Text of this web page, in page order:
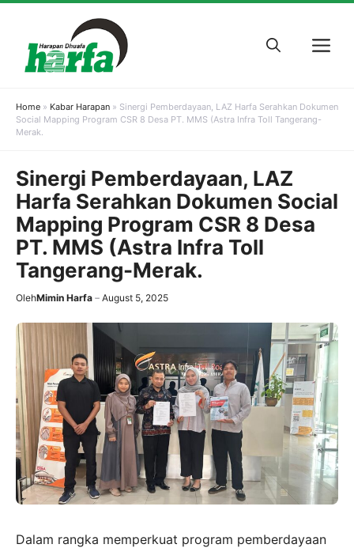
content
Home » Kabar Harapan » Sinergi Pemberdayaan, LAZ Harfa Serahkan Dokumen
Social Mapping Program CSR 8 Desa PT. MMS (Astra Infra Toll Tangerang-
Merak.
Sinergi Pemberdayaan, LAZ
Harfa Serahkan Dokumen Social
Mapping Program CSR 8 Desa
PT. MMS (Astra Infra Toll
Tangerang-Merak.
OlehMimin Harfa August 5, 2025
Dalam rangka memperkuat program pemberdayaan